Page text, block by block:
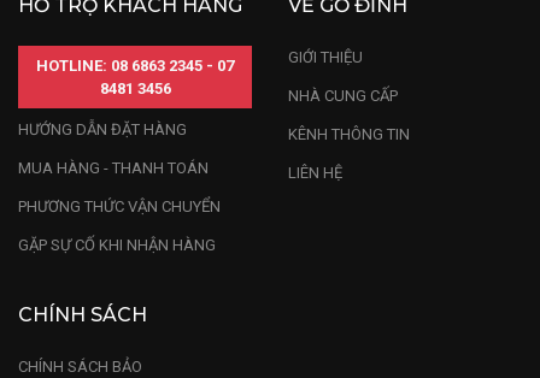
HỖ TRỢ KHÁCH HÀNG
HOTLINE: 08 6863 2345 - 07
8481 3456
HƯỚNG DẪN ĐẶT HÀNG
MUA HÀNG - THANH TOÁN
PHƯƠNG THỨC VẬN CHUYỂN
GẶP SỰ CỐ KHI NHẬN HÀNG
VỀ GỖ ĐỈNH
GIỚI THIỆU
NHÀ CUNG CẤP
KÊNH THÔNG TIN
LIÊN HỆ
CHÍNH SÁCH
CHÍNH SÁCH BẢO